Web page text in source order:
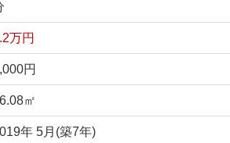
万円
円
㎡
年 5月(築7年)